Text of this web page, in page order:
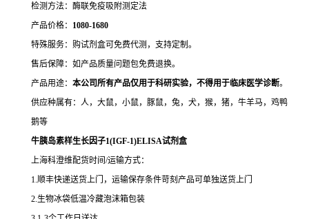
检测方法：酶联免疫吸附测定法
产品价格： 1080-1680
特殊服务：购试剂盒可免费代测，支持定制。
售后保障：如产品质量问题包免费退换。
产品用途： 本公司所有产品仅用于科研实验，不得用于临床医学诊断。
供应种属有：人，大鼠，小鼠，豚鼠，兔，犬，猴，猪，牛羊马，鸡鸭
鹅等
牛胰岛素样生长因子1(IGF-1)ELISA试剂盒
上海科澄维配货时间/运输方式：
1.顺丰快递送货上门，运输保存条件苛刻产品可单独送货上门
2.生物冰袋低温冷藏泡沫箱包装